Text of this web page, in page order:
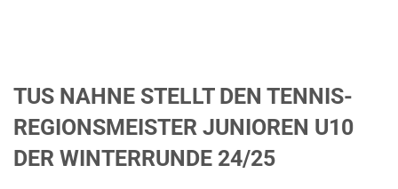
TUS NAHNE STELLT DEN TENNIS-
REGIONSMEISTER JUNIOREN U10
DER WINTERRUNDE 24/25